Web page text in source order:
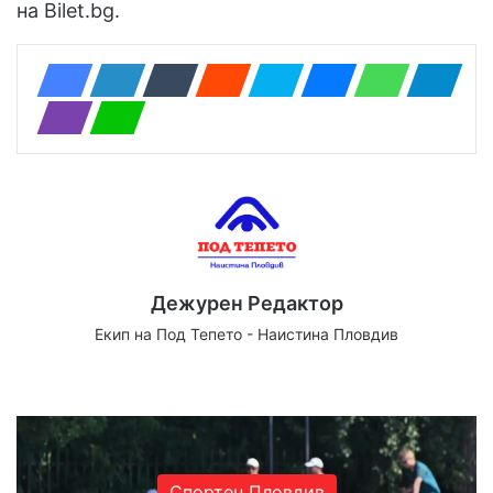
на Bilet.bg.
Дежурен Редактор
Екип на Под Тепето - Наистина Пловдив